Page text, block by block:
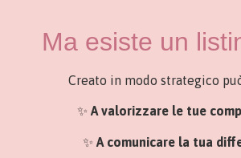
Ma esiste un
Creato in modo strategico
✨ Avalorizzare le tue
✨ A comunicare la tua